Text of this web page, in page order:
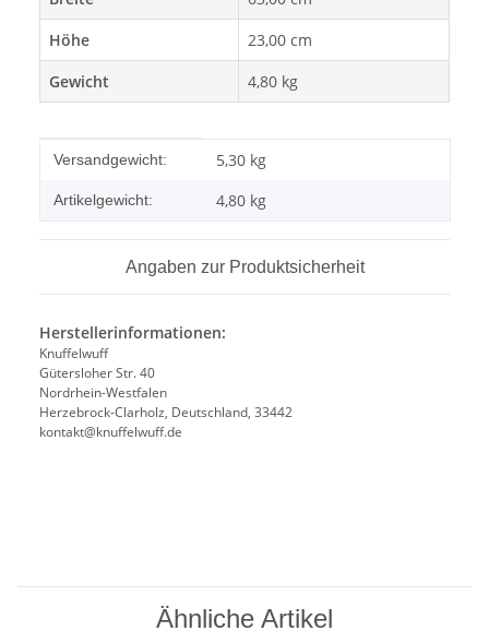
Höhe
23,00 cm
Gewicht
4,80 kg
Produkteigenschaft
Wert
Versandgewicht: 5,30 kg
Artikelgewicht: 4,80 kg
Angaben zur Produktsicherheit
Herstellerinformationen:
Knuffelwuff
Gütersloher Str. 40
Nordrhein-Westfalen
Herzebrock-Clarholz, Deutschland, 33442
kontakt@knuffelwuff.de
Ähnliche Artikel